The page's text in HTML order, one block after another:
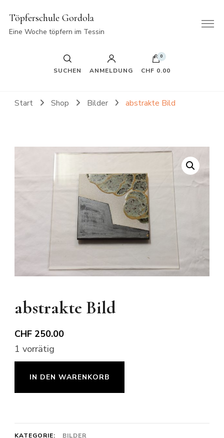
Töpferschule Gordola
Eine Woche töpfern im Tessin
SUCHEN ANMELDUNG
0
CHF 0.00
Start Shop Bilder abstrakte Bild
abstrakte Bild
CHF 250.00
1 vorrätig
IN DEN WARENKORB
KATEGORIE: BILDER